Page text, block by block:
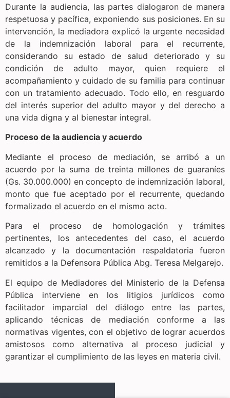
Durante la audiencia, las partes dialogaron de manera
respetuosa y pacífica, exponiendo sus posiciones. En su
intervención, la mediadora explicó la urgente necesidad
de la indemnización laboral para el recurrente,
considerando su estado de salud deteriorado y su
condición de adulto mayor, quien requiere el
acompañamiento y cuidado de su familia para continuar
con un tratamiento adecuado. Todo ello, en resguardo
del interés superior del adulto mayor y del derecho a
una vida digna y al bienestar integral.
Proceso de la audiencia y acuerdo
Mediante el proceso de mediación, se arribó a un
acuerdo por la suma de treinta millones de guaraníes
(Gs. 30.000.000) en concepto de indemnización laboral,
monto que fue aceptado por el recurrente, quedando
formalizado el acuerdo en el mismo acto.
Para el proceso de homologación y trámites
pertinentes, los antecedentes del caso, el acuerdo
alcanzado y la documentación respaldatoria fueron
remitidos a la Defensora Pública Abg. Teresa Melgarejo.
El equipo de Mediadores del Ministerio de la Defensa
Pública interviene en los litigios jurídicos como
facilitador imparcial del diálogo entre las partes,
aplicando técnicas de mediación conforme a las
normativas vigentes, con el objetivo de lograr acuerdos
amistosos como alternativa al proceso judicial y
garantizar el cumplimiento de las leyes en materia civil.